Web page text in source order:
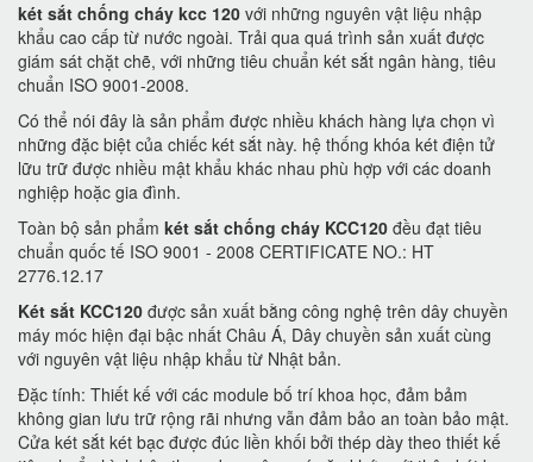
két sắt chống cháy kcc 120 với những nguyên vật liệu nhập
khẩu cao cấp từ nước ngoài. Trải qua quá trình sản xuất được
giám sát chặt chẽ, với những tiêu chuẩn két sắt ngân hàng, tiêu
chuẩn ISO 9001-2008.
Có thể nói đây là sản phẩm được nhiều khách hàng lựa chọn vì
những đặc biệt của chiếc két sắt này. hệ thống khóa két điện tử
lữu trữ được nhiều mật khẩu khác nhau phù hợp với các doanh
nghiệp hoặc gia đình.
Toàn bộ sản phẩm két sắt chống cháy KCC120 đều đạt tiêu
chuẩn quốc tế ISO 9001 - 2008 CERTIFICATE NO.: HT
2776.12.17
Két sắt KCC120 được sản xuất bằng công nghệ trên dây chuyền
máy móc hiện đại bậc nhất Châu Á, Dây chuyền sản xuất cùng
với nguyên vật liệu nhập khẩu từ Nhật bản.
Đặc tính: Thiết kế với các module bố trí khoa học, đảm bảm
không gian lưu trữ rộng rãi nhưng vẫn đảm bảo an toàn bảo mật.
Cửa két sắt két bạc được đúc liền khối bởi thép dày theo thiết kế